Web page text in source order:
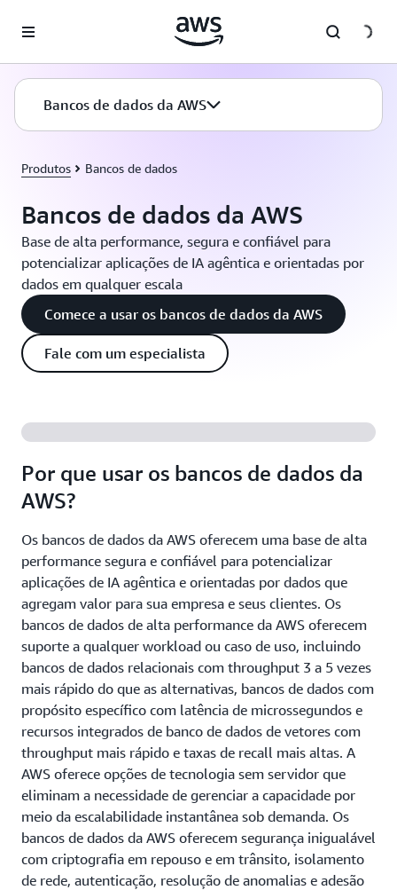
Pular para o conteúdo principal
Bancos de dados da AWS
Produtos Bancos de dados
Bancos de dados da AWS
Base de alta performance, segura e confiável para
potencializar aplicações de IA agêntica e orientadas por
dados em qualquer escala
Comece a usar os bancos de dados da AWS
Fale com um especialista
Por que usar os bancos de dados da
AWS?
Os bancos de dados da AWS oferecem uma base de alta
performance segura e confiável para potencializar
aplicações de IA agêntica e orientadas por dados que
agregam valor para sua empresa e seus clientes. Os
bancos de dados de alta performance da AWS oferecem
suporte a qualquer workload ou caso de uso, incluindo
bancos de dados relacionais com throughput 3 a 5 vezes
mais rápido do que as alternativas, bancos de dados com
propósito específico com latência de microssegundos e
recursos integrados de banco de dados de vetores com
throughput mais rápido e taxas de recall mais altas. A
AWS oferece opções de tecnologia sem servidor que
eliminam a necessidade de gerenciar a capacidade por
meio da escalabilidade instantânea sob demanda. Os
bancos de dados da AWS oferecem segurança inigualável
com criptografia em repouso e em trânsito, isolamento
de rede, autenticação, resolução de anomalias e adesão